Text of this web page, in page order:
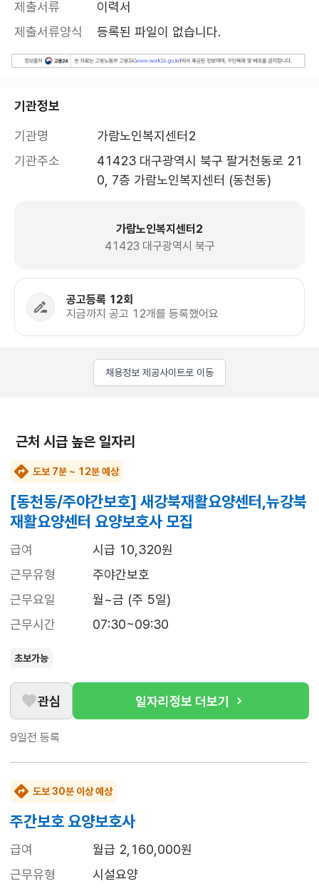
제출서류
이력서
제출서류양식
등록된 파일이 없습니다.
기관정보
기관명
가람노인복지센터2
기관주소
41423 대구광역시 북구 팔거천동로 21
0, 7층 가람노인복지센터 (동천동)
가람노인복지센터2
41423 대구광역시 북구
공고등록 12회
지금까지 공고 12개를 등록했어요
채용정보 제공사이트로 이동
근처 시급 높은 일자리
도보 7분 ~ 12분 예상
[동천동/주야간보호] 새강북재활요양센터,뉴강북
재활요양센터 요양보호사 모집
급여
시급 10,320원
근무유형
주야간보호
근무요일
월~금 (주 5일)
근무시간
07:30~09:30
초보가능
관심 일자리정보 더보기
9일전 등록
도보 30분 이상 예상
주간보호 요양보호사
급여
월급 2,160,000원
근무유형
시설요양